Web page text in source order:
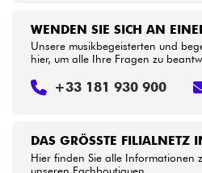
DAS GRÖSSTE FILIALNETZ
Hier finden Sie alle Informationen
unseren Fachboutiquen.
WENDEN SIE SICH AN
Unsere musikbegeisterten und
hier, um alle Ihre Fragen zu
+33 181 930 900